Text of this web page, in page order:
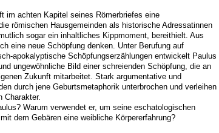
im achten Kapitel seines Römerbriefes eine
römischen Hausgemeinden als historische Adressatinnen
sogar ein inhaltliches Kippmoment, bereithielt. Aus
eine neue Schöpfung denken. Unter Berufung auf
apokalyptische Schöpfungserzählungen entwickelt Paulus
ungewöhnliche Bild einer schreienden Schöpfung, die an
Zukunft mitarbeitet. Stark argumentative und
durch jene Geburtsmetaphorik unterbrochen und verleihen
Charakter.
Warum verwendet er, um seine eschatologischen
dem Gebären eine weibliche Körpererfahrung?